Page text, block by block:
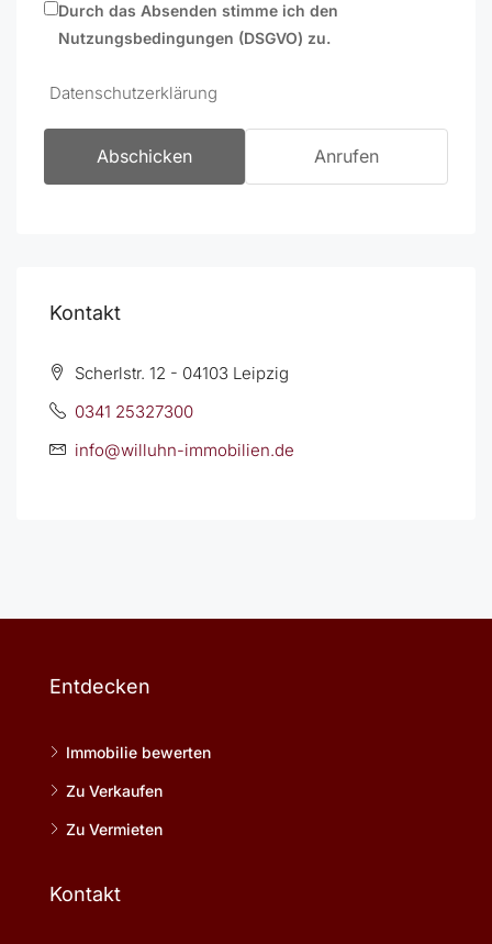
Durch das Absenden stimme ich den
Nutzungsbedingungen (DSGVO) zu.
Datenschutzerklärung
Abschicken Anrufen
Kontakt
Scherlstr. 12 - 04103 Leipzig
0341 25327300
info@willuhn-immobilien.de
Entdecken
Immobilie bewerten
Zu Verkaufen
Zu Vermieten
Kontakt